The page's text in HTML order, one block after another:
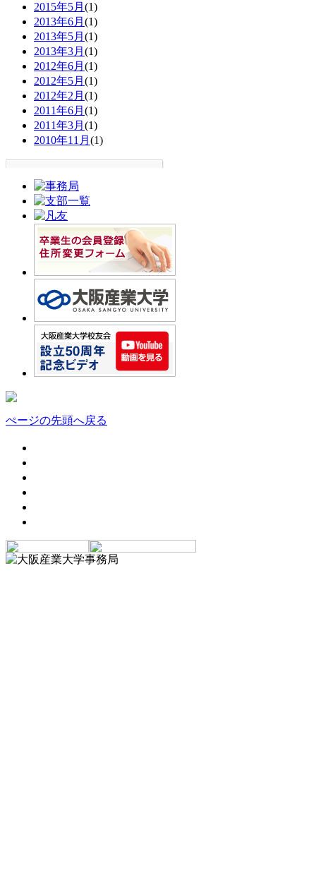
2015年5月 (1)
2013年6月 (1)
2013年5月 (1)
2013年3月 (1)
2012年6月 (1)
2012年5月 (1)
2012年2月 (1)
2011年6月 (1)
2011年3月 (1)
2010年11月 (1)
ぺージの先頭へ戻る